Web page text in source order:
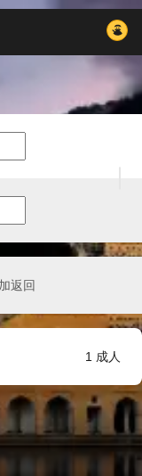
返回
1 成人